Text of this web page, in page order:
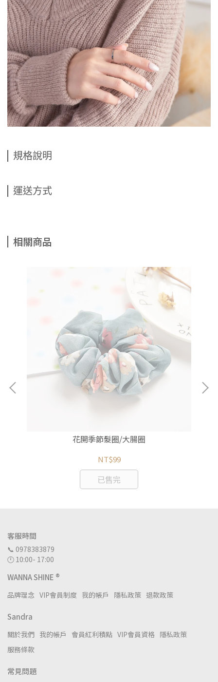
規格說明
運送方式
相關商品
花開季節髮圈/大腸圈
NT$99
已售完
客服時間
📞 0978383879
🕛 10:00- 17:00
WANNA SHINE ®
品牌理念 VIP會員制度 我的帳戶 隱私政策 退款政策
Sandra
關於我們 我的帳戶 會員紅利積點 VIP會員資格 隱私政策
服務條款
常見問題